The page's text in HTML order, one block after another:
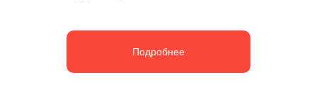
Подробнее